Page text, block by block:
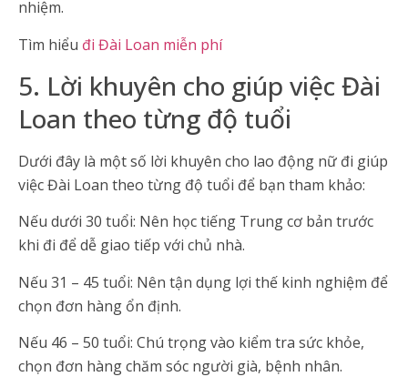
nhiệm.
Tìm hiểu đi Đài Loan miễn phí
5. Lời khuyên cho giúp việc Đài
Loan theo từng độ tuổi
Dưới đây là một số lời khuyên cho lao động nữ đi giúp
việc Đài Loan theo từng độ tuổi để bạn tham khảo:
Nếu dưới 30 tuổi: Nên học tiếng Trung cơ bản trước
khi đi để dễ giao tiếp với chủ nhà.
Nếu 31 – 45 tuổi: Nên tận dụng lợi thế kinh nghiệm để
chọn đơn hàng ổn định.
Nếu 46 – 50 tuổi: Chú trọng vào kiểm tra sức khỏe,
chọn đơn hàng chăm sóc người già, bệnh nhân.